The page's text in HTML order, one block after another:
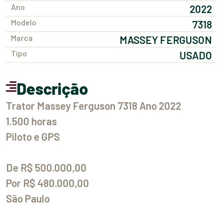
Ano 2022
Modelo 7318
Marca MASSEY FERGUSON
Tipo USADO
Descrição
Trator Massey Ferguson 7318 Ano 2022
1.500 horas
Piloto e GPS
De R$ 500.000,00
Por R$ 480.000,00
São Paulo